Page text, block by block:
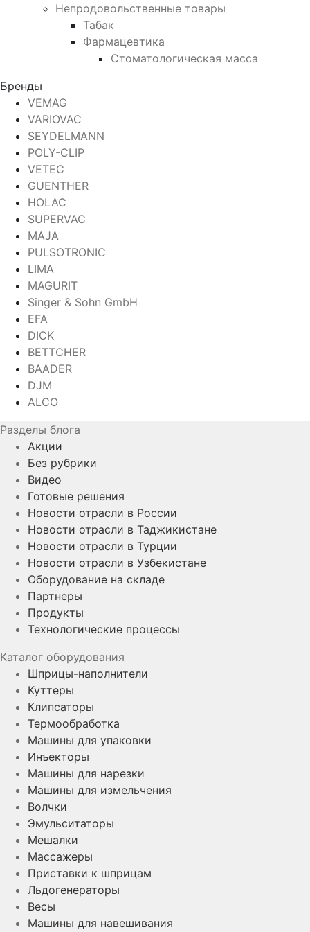
Непродовольственные товары
Табак
Фармацевтика
Стоматологическая масса
Бренды
VEMAG
VARIOVAC
SEYDELMANN
POLY-CLIP
VETEC
GUENTHER
HOLAC
SUPERVAC
MAJA
PULSOTRONIC
LIMA
MAGURIT
Singer & Sohn GmbH
EFA
DICK
BETTCHER
BAADER
DJM
ALCO
Разделы блога
Акции
Без рубрики
Видео
Готовые решения
Новости отрасли в России
Новости отрасли в Таджикистане
Новости отрасли в Турции
Новости отрасли в Узбекистане
Оборудование на складе
Партнеры
Продукты
Технологические процессы
Каталог оборудования
Шприцы-наполнители
Куттеры
Клипсаторы
Термообработка
Машины для упаковки
Инъекторы
Машины для нарезки
Машины для измельчения
Волчки
Эмульситаторы
Мешалки
Массажеры
Приставки к шприцам
Льдогенераторы
Весы
Машины для навешивания